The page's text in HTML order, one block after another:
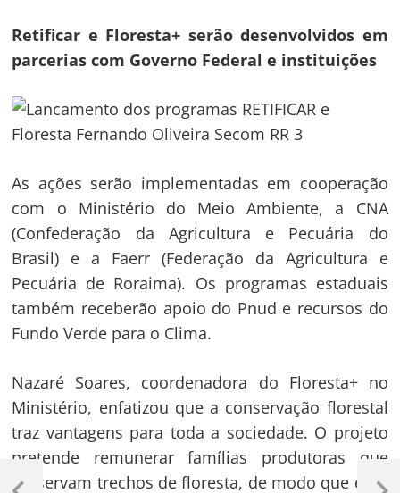
Retificar e Floresta+ serão desenvolvidos em
parcerias com Governo Federal e instituições
As ações serão implementadas em cooperação
com o Ministério do Meio Ambiente, a CNA
(Confederação da Agricultura e Pecuária do
Brasil) e a Faerr (Federação da Agricultura e
Pecuária de Roraima). Os programas estaduais
também receberão apoio do Pnud e recursos do
Fundo Verde para o Clima.
Nazaré Soares, coordenadora do Floresta+ no
Ministério, enfatizou que a conservação florestal
traz vantagens para toda a sociedade. O projeto
pretende remunerar famílias produtoras que
preservam trechos de floresta, de modo que essa
Navegação